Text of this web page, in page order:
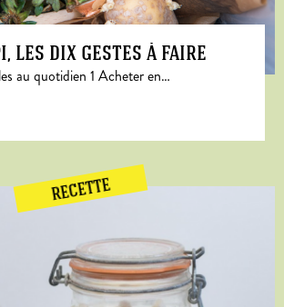
les dix gestes à faire
au quotidien 1 Acheter en…
RECETTE